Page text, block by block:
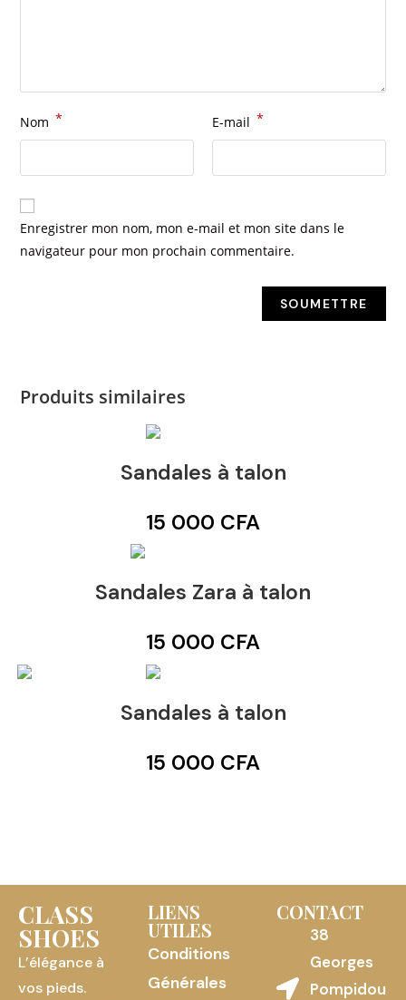
Nom * E-mail *
Enregistrer mon nom, mon e-mail et mon site dans le
navigateur pour mon prochain commentaire.
Produits similaires
Sandales à talon
15 000 CFA
Sandales Zara à talon
15 000 CFA
Sandales à talon
15 000 CFA
CLASS
SHOES
L’élégance à
vos pieds.
LIENS
UTILES
Conditions
Générales
CONTACT
38
Georges
Pompidou